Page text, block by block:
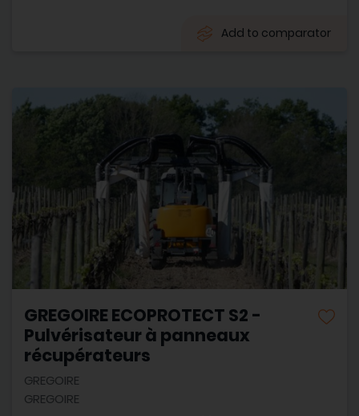
Add to comparator
GREGOIRE ECOPROTECT S2 -
Pulvérisateur à panneaux
récupérateurs
GREGOIRE
GREGOIRE